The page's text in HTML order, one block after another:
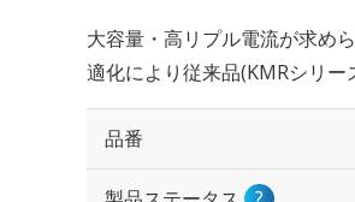
大容量・高リプル電流が求め
適化により従来品(KMRシリー
品番